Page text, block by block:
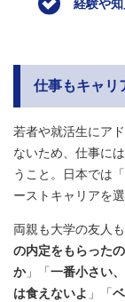
経験や
仕事もキャリ
若者や就活生にア
ないため、仕事に
うこと。日本では「
ーストキャリアを
両親も大学の友人
の内定をもらった
か」「一番小さい
は食えないよ 」「